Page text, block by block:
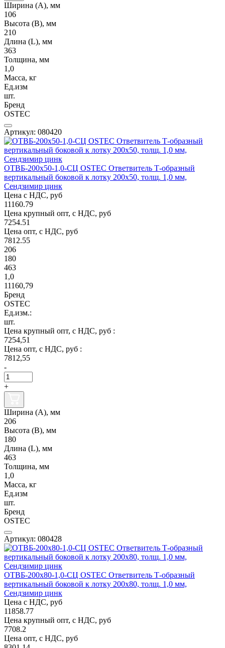
Ширина (А), мм
106
Высота (В), мм
210
Длина (L), мм
363
Толщина, мм
1,0
Масса, кг
Ед.изм
шт.
Бренд
OSTEC
Артикул: 080420
ОТВБ-200х50-1,0-СЦ OSTEC Ответвитель Т-образный
вертикальный боковой к лотку 200х50, толщ. 1,0 мм,
Сендзимир цинк
Цена с НДС, руб
11160.79
Цена крупный опт, с НДС, руб
7254.51
Цена опт, с НДС, руб
7812.55
206
180
463
1,0
11160,79
Бренд
OSTEC
Ед.изм.:
шт.
Цена крупный опт, с НДС, руб :
7254,51
Цена опт, с НДС, руб :
7812,55
-
+
Ширина (А), мм
206
Высота (В), мм
180
Длина (L), мм
463
Толщина, мм
1,0
Масса, кг
Ед.изм
шт.
Бренд
OSTEC
Артикул: 080428
ОТВБ-200х80-1,0-СЦ OSTEC Ответвитель Т-образный
вертикальный боковой к лотку 200х80, толщ. 1,0 мм,
Сендзимир цинк
Цена с НДС, руб
11858.77
Цена крупный опт, с НДС, руб
7708.2
Цена опт, с НДС, руб